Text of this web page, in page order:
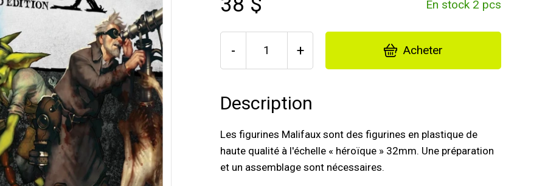
En stock 2 pcs
- + Acheter
Description
Les figurines Malifaux sont des figurines en plastique de
haute qualité à l'échelle « héroïque » 32mm. Une préparation
et un assemblage sont nécessaires.